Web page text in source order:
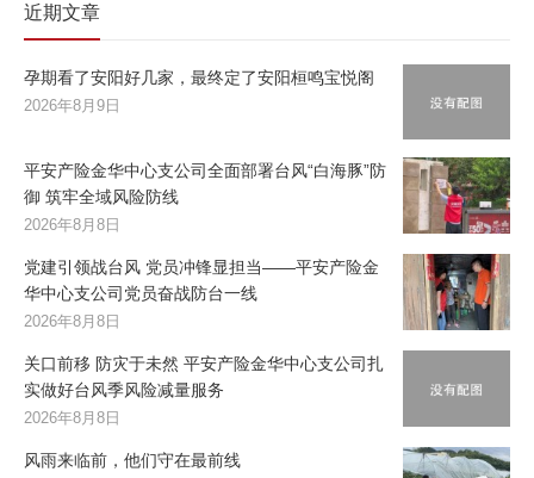
近期文章
孕期看了安阳好几家，最终定了安阳桓鸣宝悦阁
2026年8月9日
平安产险金华中心支公司全面部署台风“白海豚”防
御 筑牢全域风险防线
2026年8月8日
党建引领战台风 党员冲锋显担当——平安产险金
华中心支公司党员奋战防台一线
2026年8月8日
关口前移 防灾于未然 平安产险金华中心支公司扎
实做好台风季风险减量服务
2026年8月8日
风雨来临前，他们守在最前线